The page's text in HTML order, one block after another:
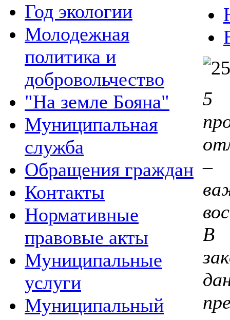
Год экологии
Молодежная
политика и
добровольчество
"На земле Бояна"
Муниципальная
служба
Обращения граждан
Контакты
Нормативные
правовые акты
Муниципальные
услуги
Муниципальный
5
–
В